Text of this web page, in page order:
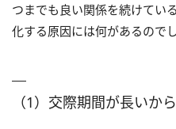
つまでも良い関係を続けてい
化する原因には何があるのでし
（1）交際期間が長いから